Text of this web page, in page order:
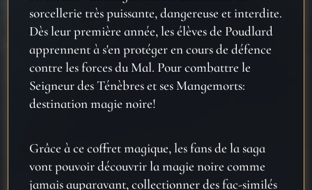
sorcellerie très puissante, dangereuse et interdite.
Dès leur première année, les élèves de Poudlard
apprennent à s'en protéger en cours de défence
contre les forces du Mal. Pour combattre le
Seigneur des Ténèbres et ses Mangemorts:
destination magie noire!
Grâce à ce coffret magique, les fans de la saga
vont pouvoir découvrir la magie noire comme
jamais auparavant, collectionner des fac-similés